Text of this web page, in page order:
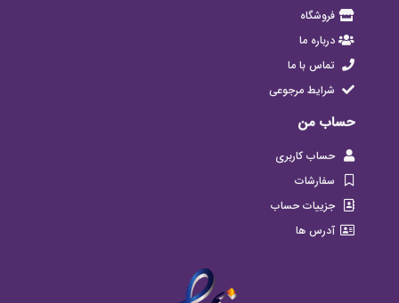
فروشگاه
درباره ما
تماس با ما
شرایط مرجوعی
حساب من
حساب کاربری
سفارشات
جزییات حساب
آدرس ها